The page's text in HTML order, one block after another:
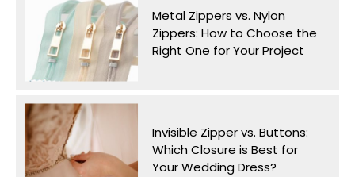
Metal Zippers vs. Nylon
Zippers: How to Choose the
Right One for Your Project
Invisible Zipper vs. Buttons:
Which Closure is Best for
Your Wedding Dress?